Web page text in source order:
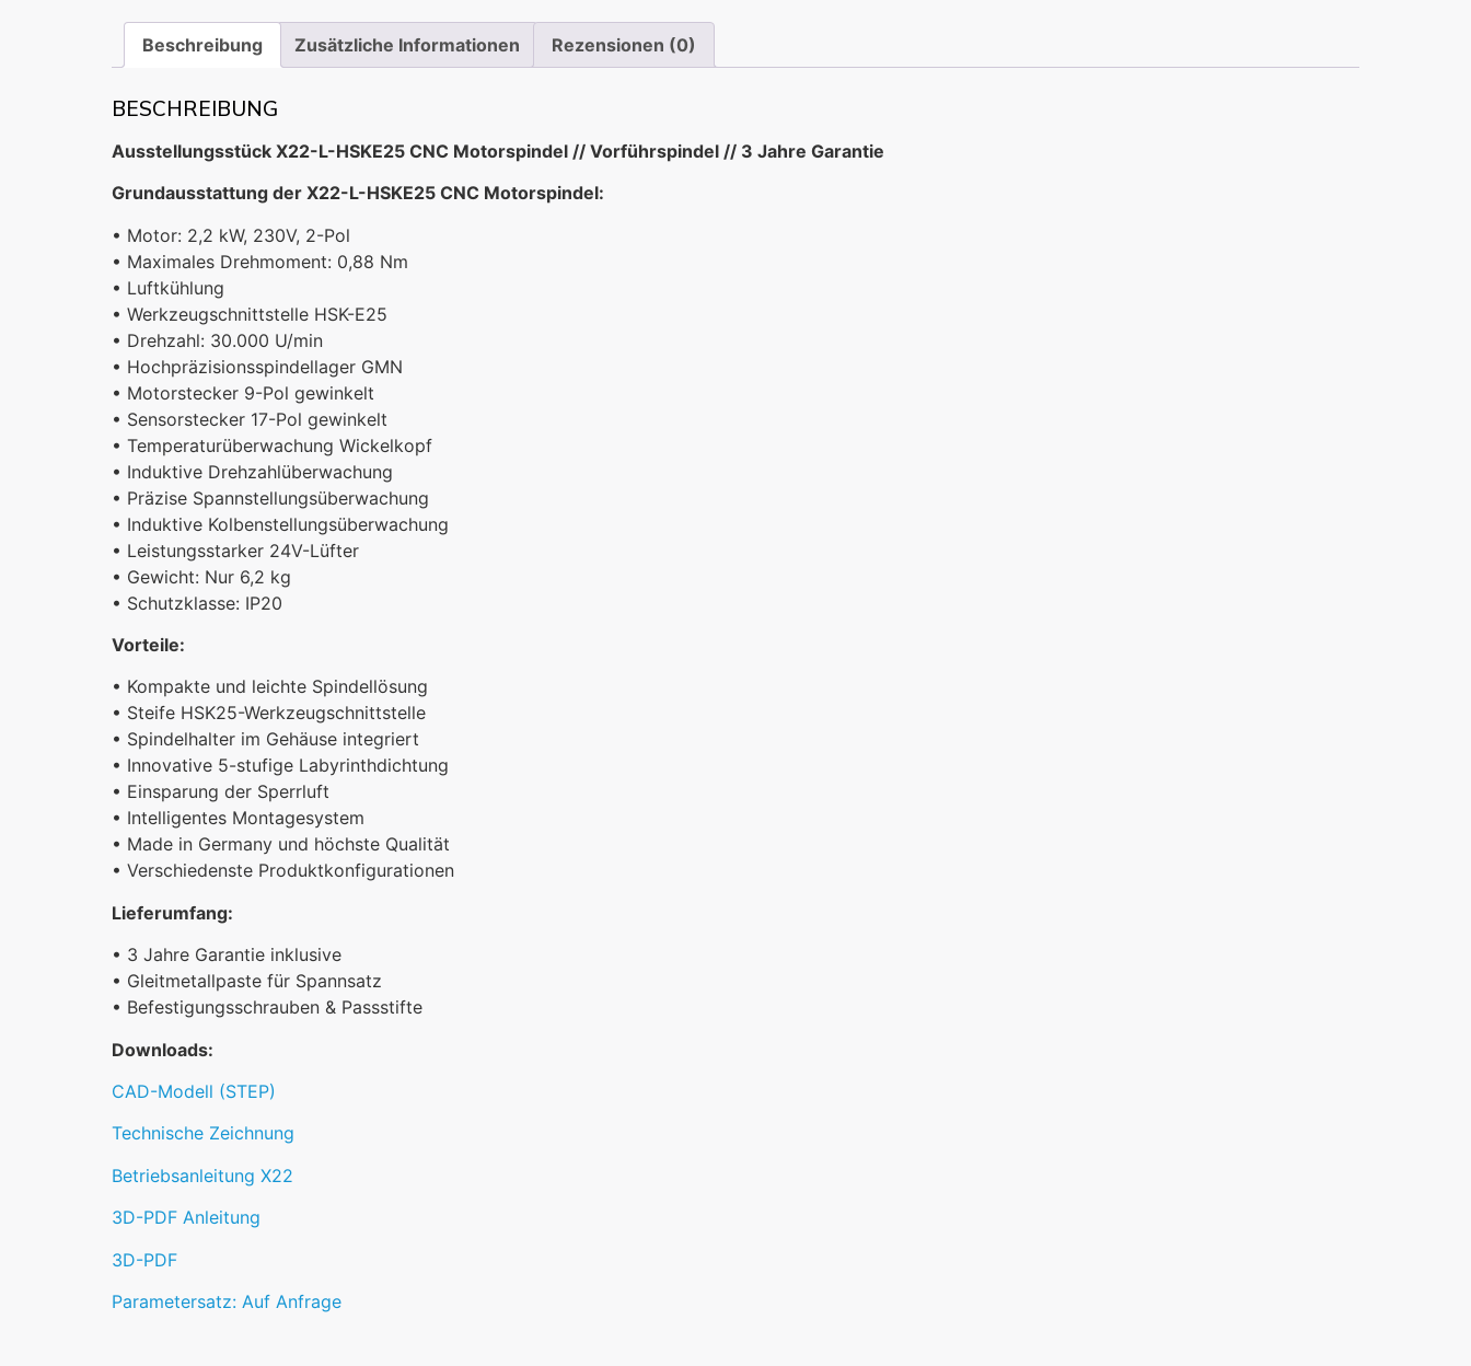
Beschreibung Zusätzliche Informationen Rezensionen (0)
BESCHREIBUNG
Ausstellungsstück X22-L-HSKE25 CNC Motorspindel // Vorführspindel // 3 Jahre Garantie
Grundausstattung der X22-L-HSKE25 CNC Motorspindel:
• Motor: 2,2 kW, 230V, 2-Pol
• Maximales Drehmoment: 0,88 Nm
• Luftkühlung
• Werkzeugschnittstelle HSK-E25
• Drehzahl: 30.000 U/min
• Hochpräzisionsspindellager GMN
• Motorstecker 9-Pol gewinkelt
• Sensorstecker 17-Pol gewinkelt
• Temperaturüberwachung Wickelkopf
• Induktive Drehzahlüberwachung
• Präzise Spannstellungsüberwachung
• Induktive Kolbenstellungsüberwachung
• Leistungsstarker 24V-Lüfter
• Gewicht: Nur 6,2 kg
• Schutzklasse: IP20
Vorteile:
• Kompakte und leichte Spindellösung
• Steife HSK25-Werkzeugschnittstelle
• Spindelhalter im Gehäuse integriert
• Innovative 5-stufige Labyrinthdichtung
• Einsparung der Sperrluft
• Intelligentes Montagesystem
• Made in Germany und höchste Qualität
• Verschiedenste Produktkonfigurationen
Lieferumfang:
• 3 Jahre Garantie inklusive
• Gleitmetallpaste für Spannsatz
• Befestigungsschrauben & Passstifte
Downloads:
CAD-Modell (STEP)
Technische Zeichnung
Betriebsanleitung X22
3D-PDF Anleitung
3D-PDF
Parametersatz: Auf Anfrage